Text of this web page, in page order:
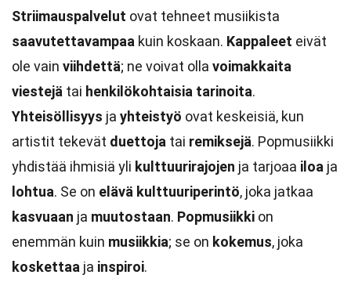
Striimauspalvelut ovat tehneet musiikista
saavutettavampaa kuin koskaan. Kappaleet eivät
ole vain viihdettä; ne voivat olla voimakkaita
viestejä tai henkilökohtaisia tarinoita.
Yhteisöllisyys ja yhteistyö ovat keskeisiä, kun
artistit tekevät duettoja tai remiksejä. Popmusiikki
yhdistää ihmisiä yli kulttuurirajojen ja tarjoaa iloa ja
lohtua. Se on elävä kulttuuriperintö, joka jatkaa
kasvuaan ja muutostaan. Popmusiikki on
enemmän kuin musiikkia; se on kokemus, joka
koskettaa ja inspiroi.